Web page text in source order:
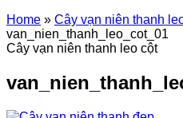
Home » Cây vạn niên thanh
van_nien_thanh_leo_cot_01
Cây vạn niên thanh leo cột